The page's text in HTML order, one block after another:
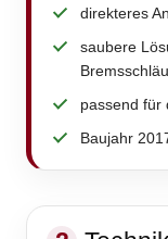
direkteres
saubere
passend für
Baujahr